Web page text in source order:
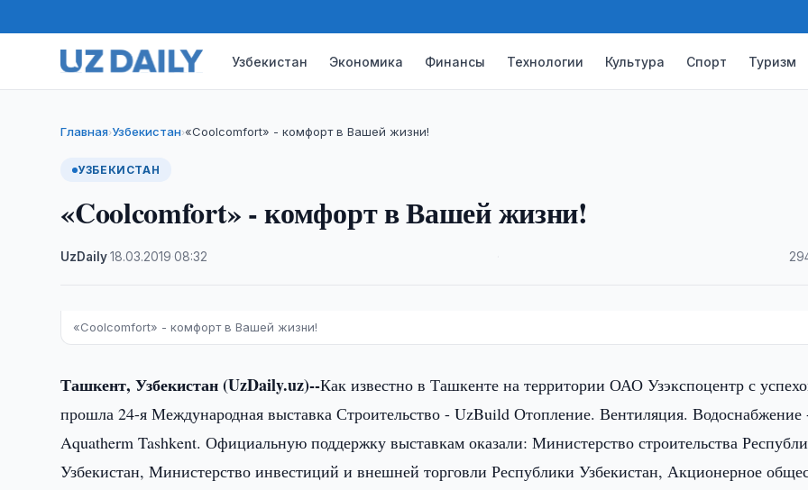
Узбекистан Экономика Финансы Технологии Культура Спорт Туризм
Главная›Узбекистан›«Coolcomfort» - комфорт в Вашей жизни!
УЗБЕКИСТАН
«Coolcomfort» - комфорт в Вашей жизни!
UzDaily·18.03.2019 ·08:32
«Coolcomfort» - комфорт в Вашей жизни!
Ташкент, Узбекистан (UzDaily.uz)--Как известно в Ташкенте на территории ОАО Узэкспоцентр с
прошла 24-я Международная выставка Строительство - UzBuild Отопление. Вентиляция. Водоснабжение
Aquatherm Tashkent. Официальную поддержку выставкам оказали: Министерство строительства
Узбекистан, Министерство инвестиций и внешней торговли Республики Узбекистан, Акционерное